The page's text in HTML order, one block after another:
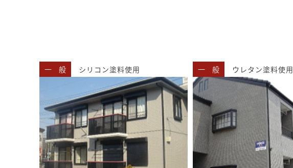
一 般 シリコン塗料使用 一 般 ウレタン塗料使用